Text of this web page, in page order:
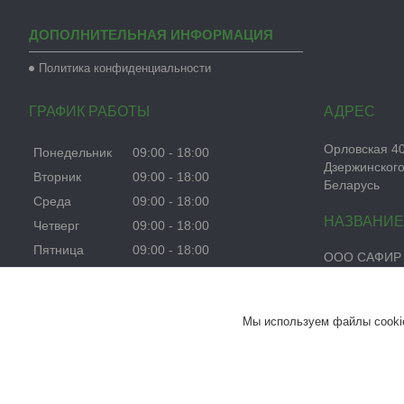
ДОПОЛНИТЕЛЬНАЯ ИНФОРМАЦИЯ
Политика конфиденциальности
ГРАФИК РАБОТЫ
Понедельник 09:00
18:00
Вторник
09:00
18:00
Среда
09:00
18:00
Четверг
09:00
18:00
Пятница
09:00
18:00
Орловская
Беларусь
ООО САФИР
Мы используем файлы